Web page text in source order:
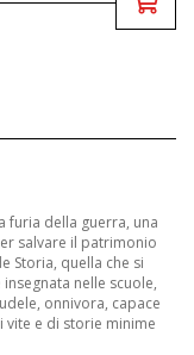
furia della guerra, una
salvare il patrimonio
Storia, quella che si
nelle scuole,
onnivora, capace
e di storie minime